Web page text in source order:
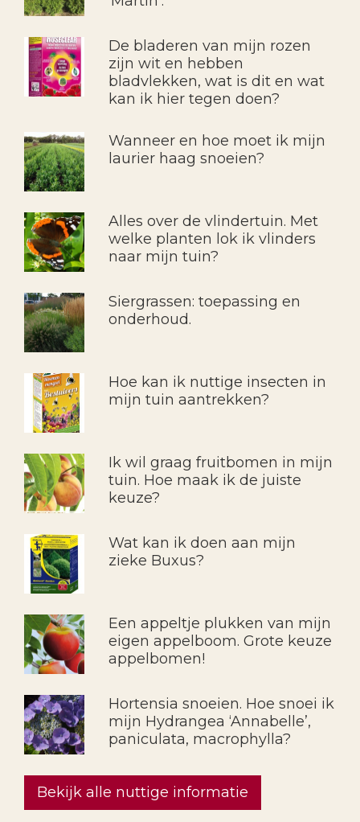
De bladeren van mijn rozen
zijn wit en hebben
bladvlekken, wat is dit en wat
kan ik hier tegen doen?
Wanneer en hoe moet ik mijn
laurier haag snoeien?
Alles over de vlindertuin. Met
welke planten lok ik vlinders
naar mijn tuin?
Siergrassen: toepassing en
onderhoud.
Hoe kan ik nuttige insecten in
mijn tuin aantrekken?
Ik wil graag fruitbomen in mijn
tuin. Hoe maak ik de juiste
keuze?
Wat kan ik doen aan mijn
zieke Buxus?
Een appeltje plukken van mijn
eigen appelboom. Grote keuze
appelbomen!
Hortensia snoeien. Hoe snoei ik
mijn Hydrangea ‘Annabelle’,
paniculata, macrophylla?
Bekijk alle nuttige informatie